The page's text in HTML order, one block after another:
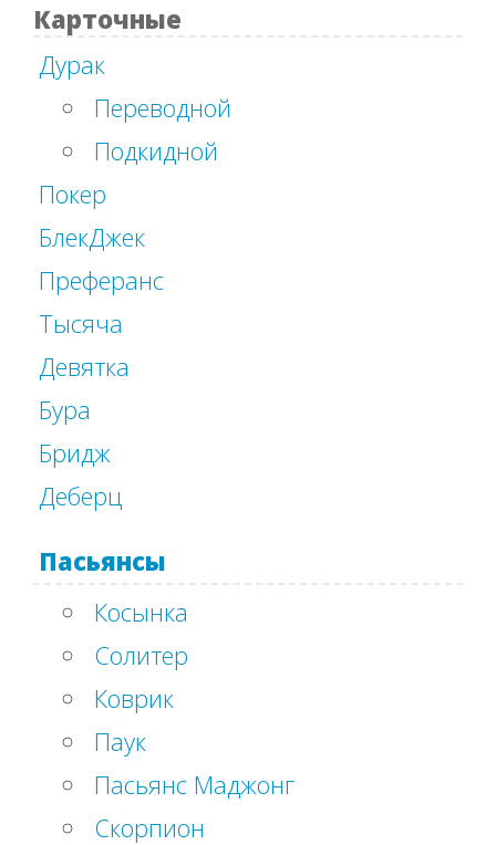
Карточные
Дурак
Переводной
Подкидной
Покер
БлекДжек
Преферанс
Тысяча
Девятка
Бура
Бридж
Деберц
Пасьянсы
Косынка
Солитер
Коврик
Паук
Пасьянс Маджонг
Скорпион